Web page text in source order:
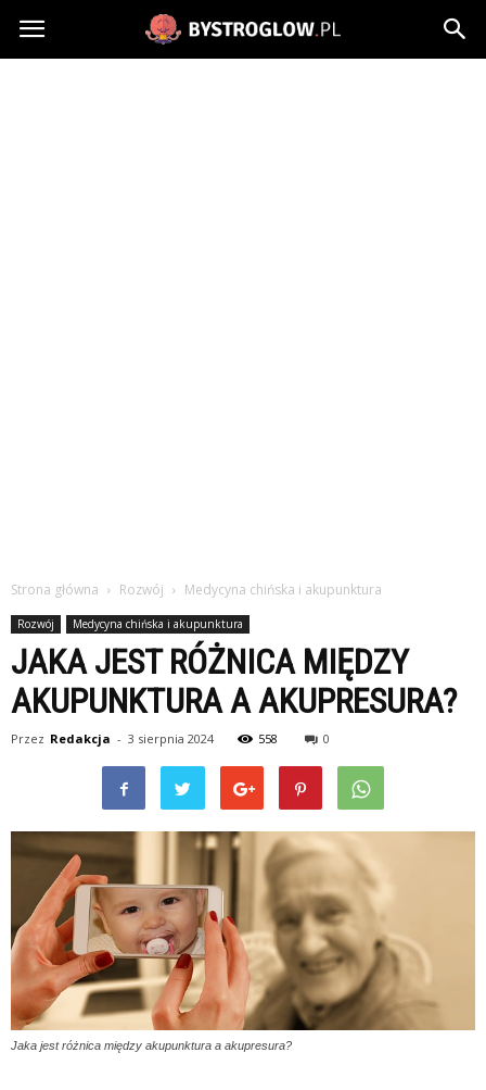
Bystroglow.pl
Strona główna Rozwój Medycyna chińska i akupunktura
Rozwój Medycyna chińska i akupunktura
JAKA JEST RÓŻNICA MIĘDZY
AKUPUNKTURA A AKUPRESURA?
Przez Redakcja - 3 sierpnia 2024 558 0
Jaka jest różnica między akupunktura a akupresura?